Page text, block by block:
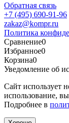
Обратная связь
+7 (495) 690-91-96
zakaz@kompr.ru
Политика
Сравнение0
Избранное0
Корзина0
Уведомление об
Сайт использует
использование,
Подробнее в